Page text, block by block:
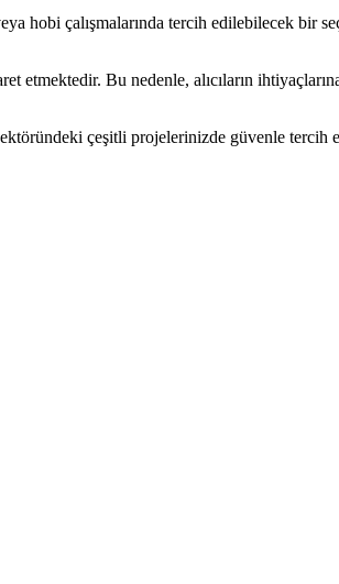
hobi çalışmalarında tercih edilebilecek bir
etmektedir. Bu nedenle, alıcıların
çeşitli projelerinizde güvenle